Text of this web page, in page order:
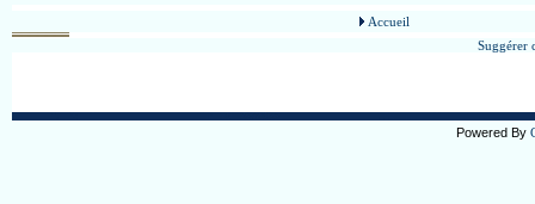
Accueil
Suggérer
Powered By